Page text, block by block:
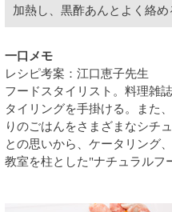
加熱し、黒酢あんとよく絡め
一口メモ
レシピ考案：江口恵子先生
フードスタイリスト。料理雑
タイリングを手掛ける。また
りのごはんをさまざまなシチ
との思いから、ケータリング
教室を柱とした"ナチュラルフ